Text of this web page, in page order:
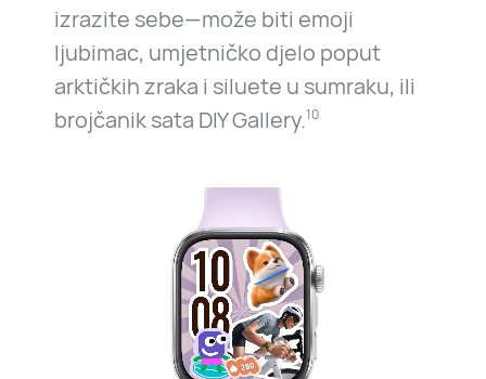
izrazite sebe—može biti emoji
ljubimac, umjetničko djelo poput
arktičkih zraka i siluete u sumraku, ili
brojčanik sata DIY Gallery.10